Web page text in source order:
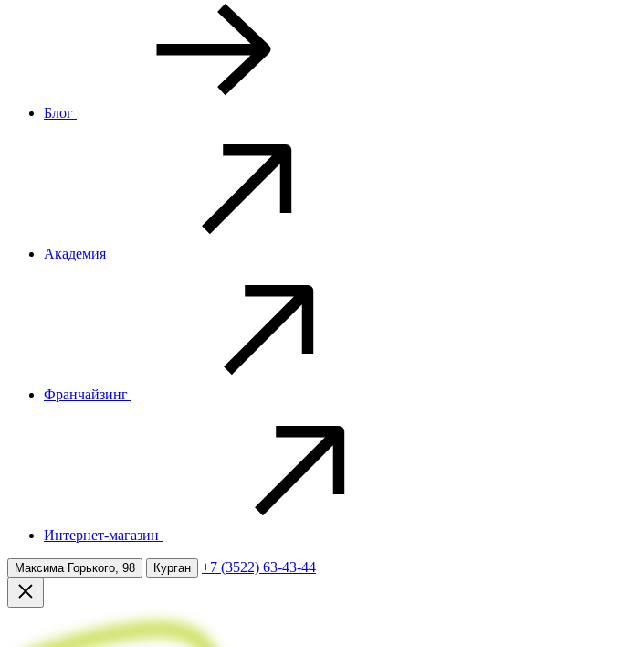
Блог
Академия
Франчайзинг
Интернет-магазин
Максима Горького, 98 Курган +7 (3522) 63-43-44